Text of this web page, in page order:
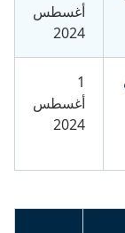
أغسطس
2024
أغسطس
2024